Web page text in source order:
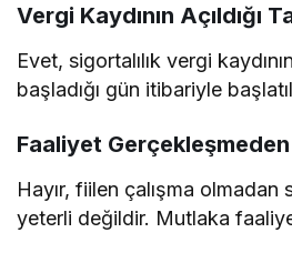
Vergi Kaydının Açıldığı
Evet, sigortalılık vergi
başladığı gün itibariyle
Faaliyet Gerçekleşmeden
Hayır, fiilen çalışma olmadan
yeterli değildir. Mutlaka